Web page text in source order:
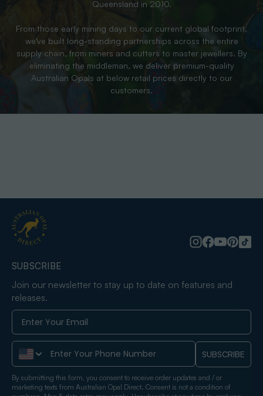
Queensland in 2010.
From those early mining days to our current global footprint,
we’ve built long-standing partnerships across the entire
supply chain, from miners and cutters to master jewellers. By
eliminating the middleman, we deliver premium-quality
Australian Opals at below retail prices directly to our
customers.
SUBSCRIBE
Join our newsletter to stay up to date on features and
releases.
Phone Number SUBSCRIBE
By submitting this form, you consent to receive order updates and / or
marketing texts from Australian Opal Direct. Consent is not a condition of